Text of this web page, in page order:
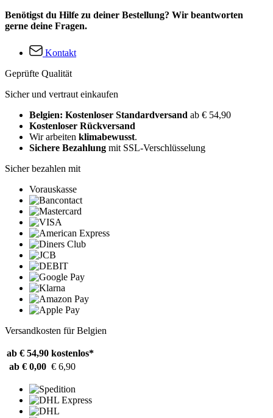
Benötigst du Hilfe zu deiner Bestellung? Wir beantworten
gerne deine Fragen.
Kontakt
Geprüfte Qualität
Sicher und vertraut einkaufen
Belgien: Kostenloser Standardversand ab € 54,90
Kostenloser Rückversand
Wir arbeiten klimabewusst.
Sichere Bezahlung mit SSL-Verschlüsselung
Sicher bezahlen mit
Vorauskasse
Versandkosten für Belgien
ab € 54,90 kostenlos*
ab € 0,00 € 6,90